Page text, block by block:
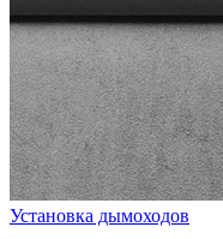
Установка дымоходов